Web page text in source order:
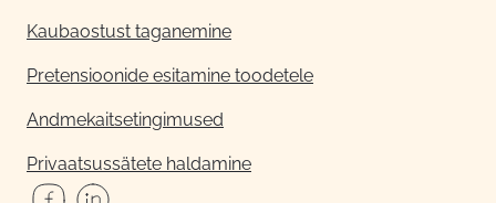
Kaubaostust taganemine
Pretensioonide esitamine toodetele
Andmekaitsetingimused
Privaatsussätete haldamine